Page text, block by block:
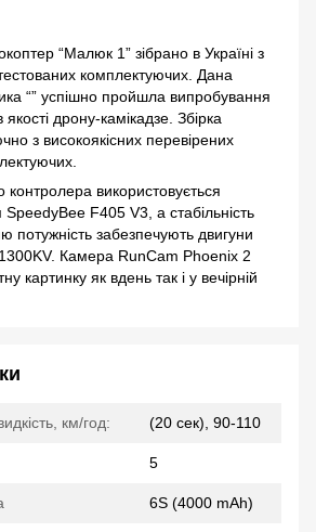
“Малюк 1” зібрано в Україні з
комплектуючих. Дана
“” успішно пройшла випробування
дрону-камікадзе. Збірка
з високоякісних перевірених
контролера використовується
F405 V3, а стабільність
потужність забезпечують двигуни
Камера RunCam Phoenix 2
картинку як вдень так і у вечірній
км/год: (20 сек), 90-110
5
6S (4000 mAh)